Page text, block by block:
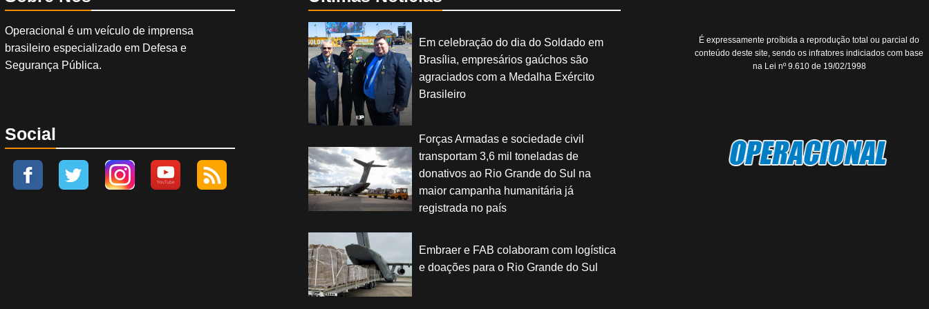
Operacional é um veículo de imprensa
brasileiro especializado em Defesa e
Segurança Pública.
Social
Em celebração do dia do Soldado em
Brasília, empresários gaúchos são
agraciados com a Medalha Exército
Brasileiro
Forças Armadas e sociedade civil
transportam 3,6 mil toneladas de
donativos ao Rio Grande do Sul na
maior campanha humanitária já
registrada no país
Embraer e FAB colaboram com logística
e doações para o Rio Grande do Sul
É expressamente proíbida a reprodução total ou parcial do
conteúdo deste site, sendo os infratores indiciados com base
na Lei nº 9.610 de 19/02/1998